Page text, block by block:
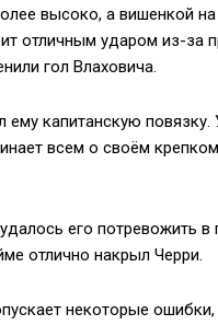
высоко, а вишенкой на
отличным ударом из-за
гол Влаховича.
ему капитанскую
всем о своём
его потревожить в
отлично накрыл Черри.
некоторые